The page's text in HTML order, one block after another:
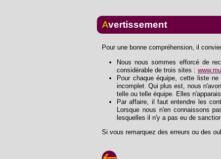
Avertissement
Pour une bonne compréhension, il
Nous nous sommes efforcé de
considérable de trois sites :
Pour chaque équipe, cette liste
incomplet. Qui plus est, nous
telle ou telle équipe. Elles
Par affaire, il faut entendre les
Lorsque nous n'en connaissons
lesquelles il n'y a pas eu de
Si vous remarquez des erreurs ou des